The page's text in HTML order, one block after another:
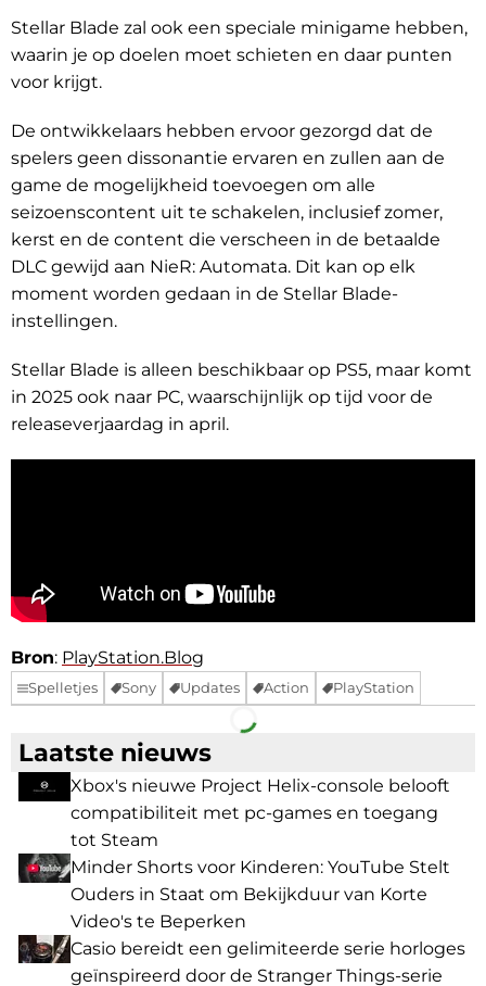
Stellar Blade zal ook een speciale minigame hebben,
waarin je op doelen moet schieten en daar punten
voor krijgt.
De ontwikkelaars hebben ervoor gezorgd dat de
spelers geen dissonantie ervaren en zullen aan de
game de mogelijkheid toevoegen om alle
seizoenscontent uit te schakelen, inclusief zomer,
kerst en de content die verscheen in de betaalde
DLC gewijd aan NieR: Automata. Dit kan op elk
moment worden gedaan in de Stellar Blade-
instellingen.
Stellar Blade is alleen beschikbaar op PS5, maar komt
in 2025 ook naar PC, waarschijnlijk op tijd voor de
releaseverjaardag in april.
Bron: PlayStation.Blog
Spelletjes Sony Updates Action PlayStation
Facebook Telegram
Laatste nieuws
Xbox's nieuwe Project Helix-console belooft
compatibiliteit met pc-games en toegang
tot Steam
Minder Shorts voor Kinderen: YouTube Stelt
Ouders in Staat om Bekijkduur van Korte
Video's te Beperken
Casio bereidt een gelimiteerde serie horloges
geïnspireerd door de Stranger Things-serie